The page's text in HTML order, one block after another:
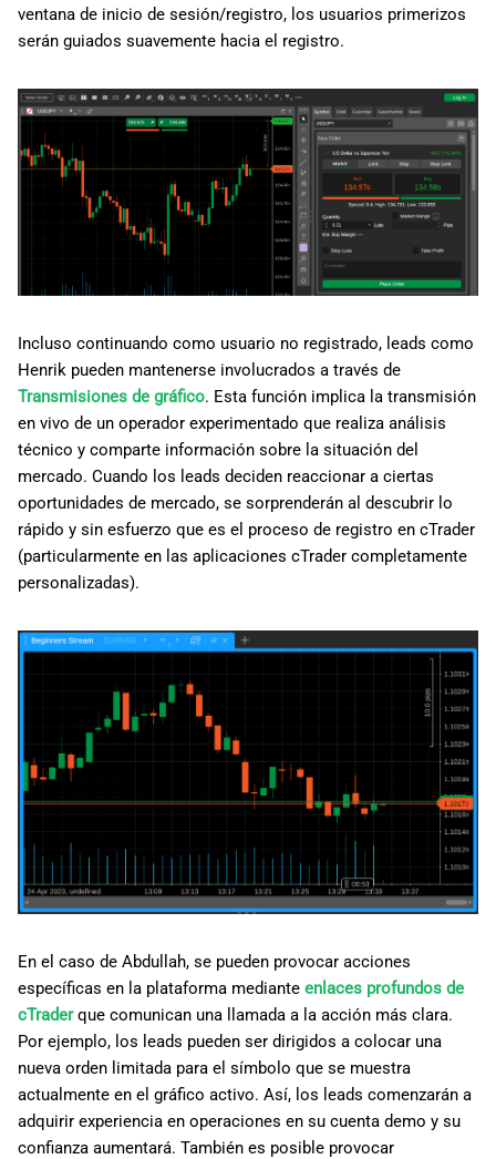
ventana de inicio de sesión/registro, los usuarios primerizos
serán guiados suavemente hacia el registro.
Incluso continuando como usuario no registrado, leads como
Henrik pueden mantenerse involucrados a través de
Transmisiones de gráfico. Esta función implica la transmisión
en vivo de un operador experimentado que realiza análisis
técnico y comparte información sobre la situación del
mercado. Cuando los leads deciden reaccionar a ciertas
oportunidades de mercado, se sorprenderán al descubrir lo
rápido y sin esfuerzo que es el proceso de registro en cTrader
(particularmente en las aplicaciones cTrader completamente
personalizadas).
En el caso de Abdullah, se pueden provocar acciones
específicas en la plataforma mediante enlaces profundos de
cTraderque comunican una llamada a la acción más clara.
Por ejemplo, los leads pueden ser dirigidos a colocar una
nueva orden limitada para el símbolo que se muestra
actualmente en el gráfico activo. Así, los leads comenzarán a
adquirir experiencia en operaciones en su cuenta demo y su
confianza aumentará. También es posible provocar